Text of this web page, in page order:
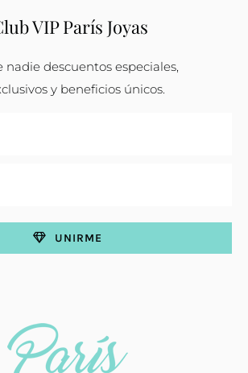
VIP París Joyas
nadie descuentos especiales,
y beneficios únicos.
UNIRME